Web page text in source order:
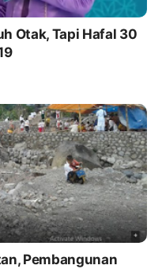
Otak, Tapi Hafal 30
Pembangunan